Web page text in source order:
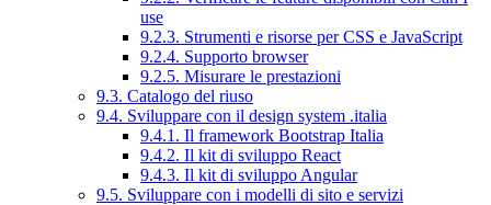
use
9.2.3. Strumenti e risorse per CSS e JavaScript
9.2.4. Supporto browser
9.2.5. Misurare le prestazioni
9.3. Catalogo del riuso
9.4. Sviluppare con il design system .italia
9.4.1. Il framework Bootstrap Italia
9.4.2. Il kit di sviluppo React
9.4.3. Il kit di sviluppo Angular
9.5. Sviluppare con i modelli di sito e servizi